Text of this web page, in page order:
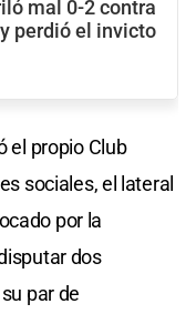
mal 0-2 contra
perdió el invicto
el propio Club
sociales, el lateral
por la
dos
par de